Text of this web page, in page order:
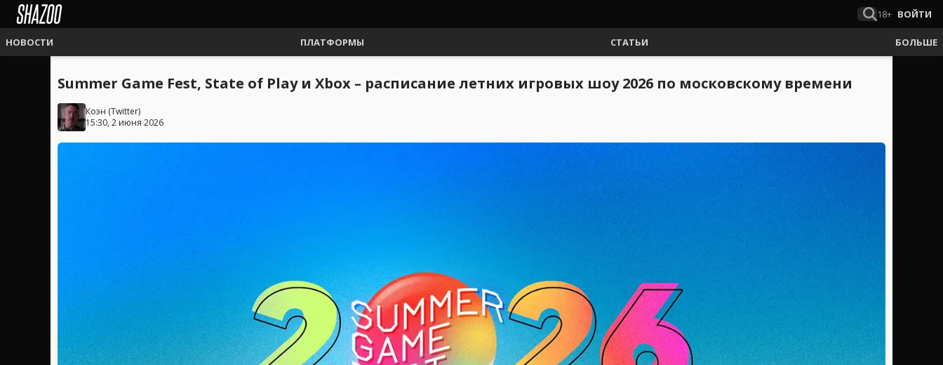
18+ ВОЙТИ
НОВОСТИ ПЛАТФОРМЫ СТАТЬИ БОЛЬШЕ
Summer Game Fest, State of Play и Xbox – расписание летних игровых шоу 2026 по московскому времени
Коэн (Twitter)
15:30, 2 июня 2026